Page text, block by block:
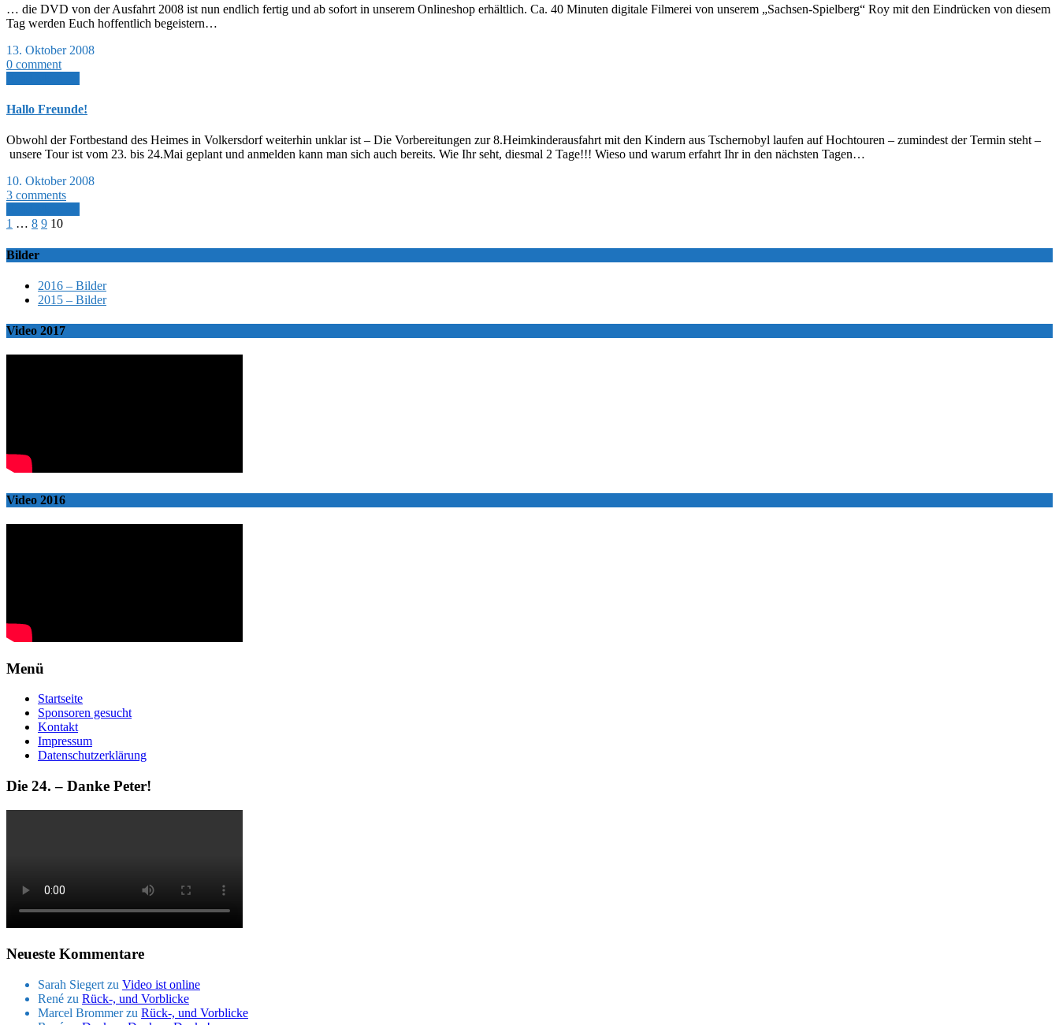
… die DVD von der Ausfahrt 2008 ist nun endlich fertig und ab sofort in unserem Onlineshop erhältlich. Ca. 40 Minuten digitale Filmerei von unserem „Sachsen-Spielberg“ Roy mit den Eindrücken von diesem
Tag werden Euch hoffentlich begeistern…
13. Oktober 2008
0 comment
Hallo Freunde!
Obwohl der Fortbestand des Heimes in Volkersdorf weiterhin unklar ist – Die Vorbereitungen zur 8.Heimkinderausfahrt mit den Kindern aus Tschernobyl laufen auf Hochtouren – zumindest der Termin steht –
unsere Tour ist vom 23. bis 24.Mai geplant und anmelden kann man sich auch bereits. Wie Ihr seht, diesmal 2 Tage!!! Wieso und warum erfahrt Ihr in den nächsten Tagen…
10. Oktober 2008
3 comments
1 … 8 9 10
Bilder
2016 – Bilder
2015 – Bilder
Video 2017
Video 2016
Menü
Startseite
Sponsoren gesucht
Kontakt
Impressum
Datenschutzerklärung
Die 24. – Danke Peter!
Neueste Kommentare
Sarah Siegert zu Video ist online
René zu Rück-, und Vorblicke
Marcel Brommerzu Rück-, und Vorblicke